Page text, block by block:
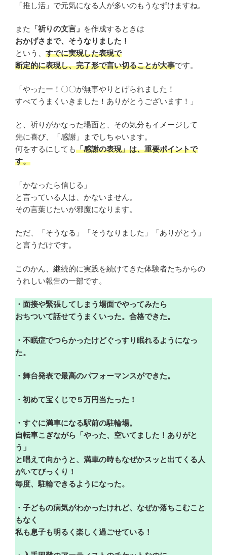
「推し活」で元気になる人が多いのもうなずけますね。
また 「祈りの文言」 を作成するときは
おかげさまで、そうなりました！
という、 すでに実現した表現で
断定的に表現し、完了形で言い切ることが大事です。
「やったー！〇〇が無事やりとげられました！
すべてうまくいきました！ありがとうございます！」
と、祈りがかなった場面と、その気分もイメージして
先に喜び、「感謝」までしちゃいます。
何をするにしても「感謝の表現」は、重要ポイントで
す。
「かなったら信じる」
と言っている人は、かないません。
その言葉じたいが邪魔になります。
ただ、「そうなる」「そうなりました」「ありがとう」
と言うだけです。
このかん、継続的に実践を続けてきた体験者たちからの
うれしい報告の一部です。
・面接や緊張してしまう場面でやってみたら
おちついて話せてうまくいった。合格できた。
・不眠症でつらかったけどぐっすり眠れるようになっ
た。
・舞台発表で最高のパフォーマンスができた。
・初めて宝くじで５万円当たった！
・すぐに満車になる駅前の駐輪場。
自転車こぎながら「やった、空いてました！ありがと
う」
と唱えて向かうと、満車の時もなぜかスッと出てくる人
がいてびっくり！
毎度、駐輪できるようになった。
・子どもの病気がわかったけれど、なぜか落ちこむこと
もなく
私も息子も明るく楽しく過ごせている！